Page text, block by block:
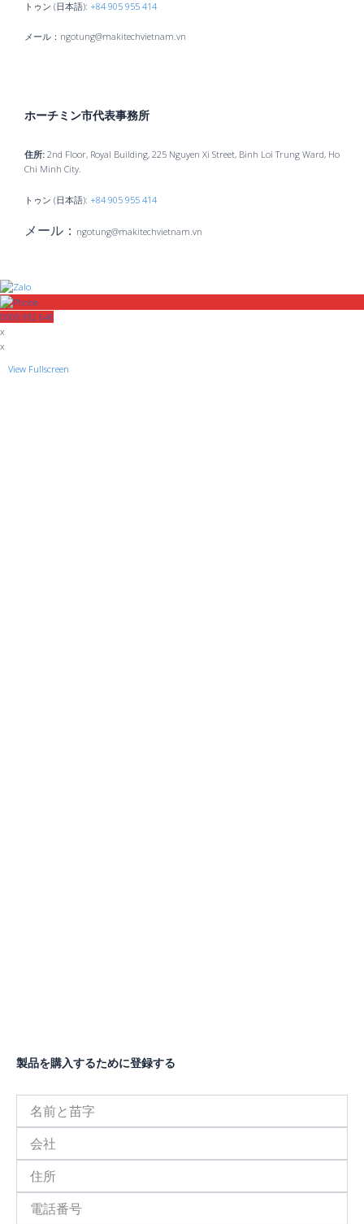
トゥン (日本語): +84 905 955 414
メール：ngotung@makitechvietnam.vn
ホーチミン市代表事務所
住所: 2nd Floor, Royal Building, 225 Nguyen Xi Street, Binh Loi Trung Ward, Ho
Chi Minh City.
トゥン (日本語): +84 905 955 414
メール： ngotung@makitechvietnam.vn
0905 992 646
x
x
View Fullscreen
製品を購入するために登録する
Công
điện